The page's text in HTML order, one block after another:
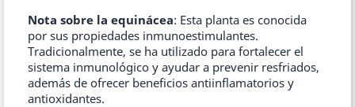
Nota sobre la equinácea: Esta planta es conocida
por sus propiedades inmunoestimulantes.
Tradicionalmente, se ha utilizado para fortalecer el
sistema inmunológico y ayudar a prevenir resfriados,
además de ofrecer beneficios antiinflamatorios y
antioxidantes.